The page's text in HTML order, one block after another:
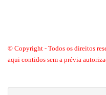
© Copyright - Todos os direitos
aqui contidos sem a prévia